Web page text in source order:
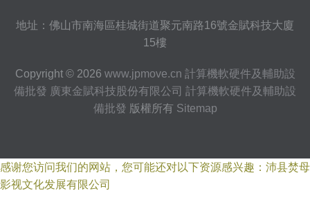
地址：佛山市南海區桂城街道聚元南路16號金賦科技大廈
15樓
Copyright © 2026 www.jpmove.cn 計算機軟硬件及輔助設
備批發 廣東金賦科技股份有限公司 計算機軟硬件及輔助設
備批發 版權所有 Sitemap
感谢您访问我们的网站，您可能还对以下资源感兴趣：沛县焚母
影视文化发展有限公司